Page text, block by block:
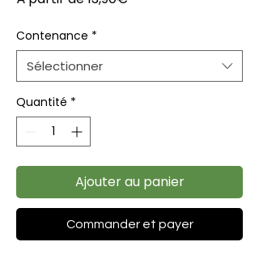
Contenance *
Sélectionner
Quantité *
Ajouter au panier
Commander et payer